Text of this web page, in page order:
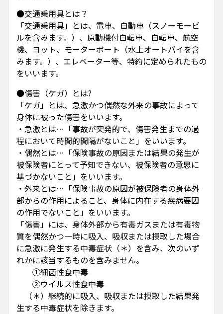
●交通乗用具とは？
「交通乗用具」とは、電車、自動車（スノーモービ
ルを含みます。）、原動機付自転車、自転車、航空
機、ヨット、モーターボート（水上オートバイを含
みます。）、エレベーター等、特約に定められたもの
をいいます。
●傷害（ケガ）とは?
「ケガ」とは、急激かつ偶然な外来の事故によって
身体に被った傷害をいいます。
・急激とは…「事故が突発的で、傷害発生までの過
程において時間的間隔がないこと」をいいます。
・偶然とは…「保険事故の原因または結果の発生が
被保険者にとって予知できない、被保険者の意思に
基づかないこと」をいいます。
・外来とは…「保険事故の原因が被保険者の身体外
部からの作用によること、身体に内在する疾病要因
の作用でないこと」をいいます。
「傷害」には、身体外部から有毒ガスまたは有毒物
質を偶然かつ一時に吸入、吸収または摂取した場合
に急激に発生する中毒症状（＊）を含み、次のいず
れかに該当するものを含みません。
①細菌性食中毒
②ウイルス性食中毒
（＊）継続的に吸入、吸収または摂取した結果発
生する中毒症状を除きます。